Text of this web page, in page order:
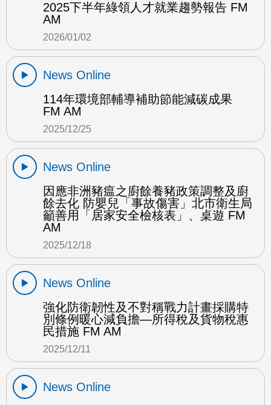
2025下半年綠領人才就業趨勢報告 FM
AM
2026/01/02
News Online
114年環境部輔導補助節能減碳成果
FM AM
2025/12/25
News Online
因應非洲豬瘟之廚餘養豬政策調整及廚
餘去化 防嬰兒「事故傷害」北市衛生局
籲善用「居家安全檢核表」、桌遊 FM
AM
2025/12/18
News Online
強化防衛韌性及不對稱戰力計畫採購特
別條例暖心減負擔—所得稅及貨物稅惠
民措施 FM AM
2025/12/11
News Online